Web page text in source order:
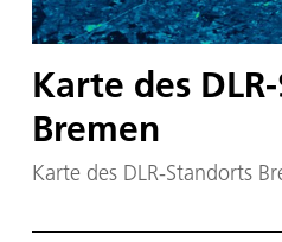
Karte des
Bremen
Karte des DLR-Standorts